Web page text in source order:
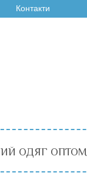
Контакти
ОДЯГ ОПТОМ